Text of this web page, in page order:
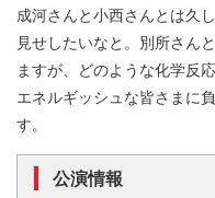
成河さんと小西さんとは久
見せしたいなと。別所さん
ますが、どのような化学反
エネルギッシュな皆さまに
す。
公演情報